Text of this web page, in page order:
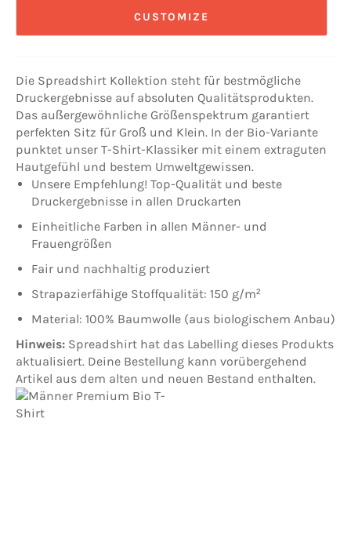
CUSTOMIZE
Die Spreadshirt Kollektion steht für bestmögliche
Druckergebnisse auf absoluten Qualitätsprodukten.
Das außergewöhnliche Größenspektrum garantiert
perfekten Sitz für Groß und Klein. In der Bio-Variante
punktet unser T-Shirt-Klassiker mit einem extraguten
Hautgefühl und bestem Umweltgewissen.
Unsere Empfehlung! Top-Qualität und beste
Druckergebnisse in allen Druckarten
Einheitliche Farben in allen Männer- und
Frauengrößen
Fair und nachhaltig produziert
Strapazierfähige Stoffqualität: 150 g/m²
Material: 100% Baumwolle (aus biologischem Anbau)
Hinweis: Spreadshirt hat das Labelling dieses Produkts
aktualisiert. Deine Bestellung kann vorübergehend
Artikel aus dem alten und neuen Bestand enthalten.